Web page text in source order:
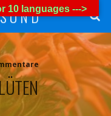
U N D
10 languages --->